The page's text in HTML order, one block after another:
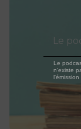
Le
Le
n'existe